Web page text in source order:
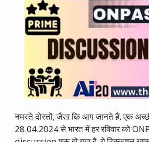
नमस्ते दोस्तों, जैसा कि आप जानते हैं, एक
28.04.2024 से भारत में हर रविवार को